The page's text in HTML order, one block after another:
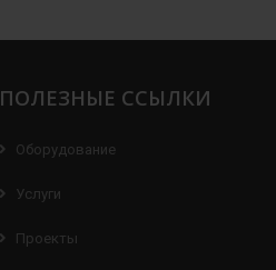
ПОЛЕЗНЫЕ ССЫЛКИ
Оборудование
Услуги
Проекты